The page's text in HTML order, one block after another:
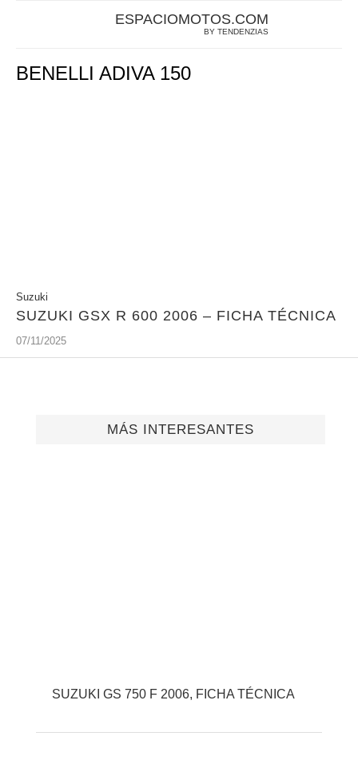
ESPACIOMOTOS.COM
BY TENDENZIAS
BENELLI ADIVA 150
Suzuki
SUZUKI GSX R 600 2006 – FICHA TÉCNICA
07/11/2025
MÁS INTERESANTES
SUZUKI GS 750 F 2006, FICHA TÉCNICA